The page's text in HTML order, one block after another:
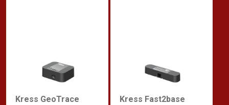
Kress GeoTrace Kress Fast2base